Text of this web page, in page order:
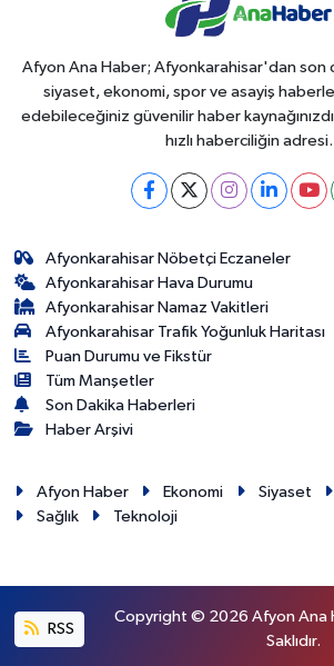
Afyon Ana Haber; Afyonkarahisar'dan son
siyaset, ekonomi, spor ve asayiş
edebileceğiniz güvenilir haber
hızlı haberciliğin adresi.
Afyonkarahisar Nöbetçi Eczaneler
Afyonkarahisar Hava Durumu
Afyonkarahisar Namaz Vakitleri
Afyonkarahisar Trafik Yoğunluk Haritası
Puan Durumu ve Fikstür
Tüm Manşetler
Son Dakika Haberleri
Haber Arşivi
Afyon Haber Ekonomi Siyaset
Sağlık
Teknoloji
RSS
Copyright © 2026 Afyon Ana
Saklıdır.